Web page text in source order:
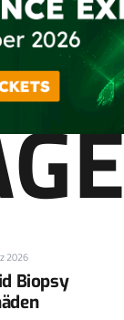
2026
Biopsy